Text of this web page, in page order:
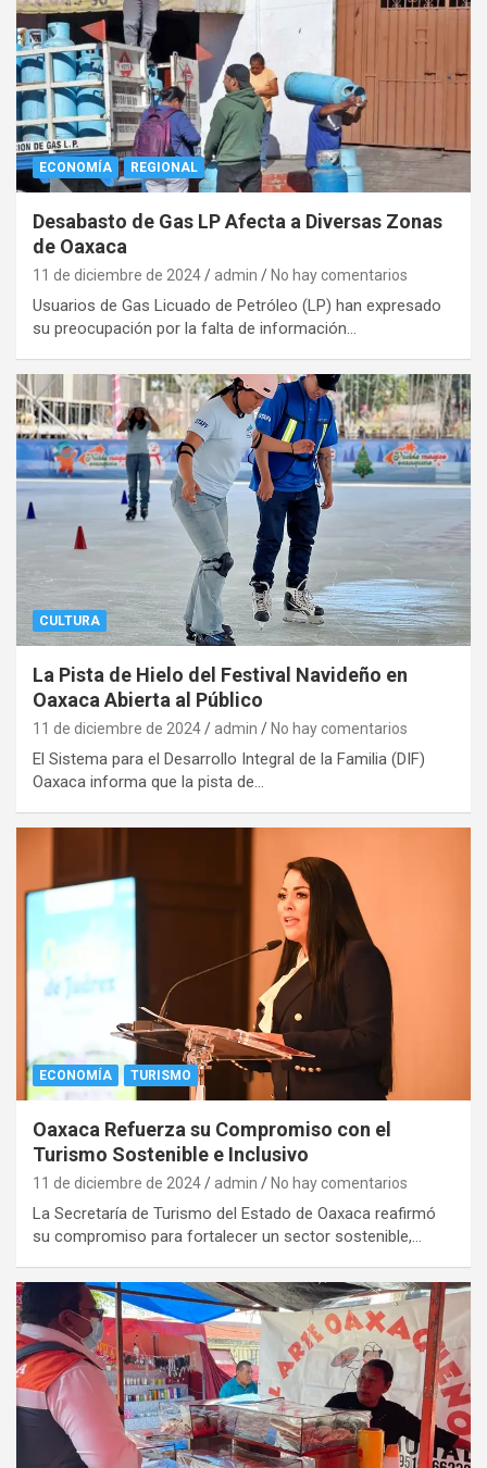
ECONOMÍA REGIONAL
Desabasto de Gas LP Afecta a Diversas Zonas
de Oaxaca
11 de diciembre de 2024 admin No hay comentarios
Usuarios de Gas Licuado de Petróleo (LP) han expresado
su preocupación por la falta de información…
CULTURA
La Pista de Hielo del Festival Navideño en
Oaxaca Abierta al Público
11 de diciembre de 2024 admin No hay comentarios
El Sistema para el Desarrollo Integral de la Familia (DIF)
Oaxaca informa que la pista de…
ECONOMÍA TURISMO
Oaxaca Refuerza su Compromiso con el
Turismo Sostenible e Inclusivo
11 de diciembre de 2024 admin No hay comentarios
La Secretaría de Turismo del Estado de Oaxaca reafirmó
su compromiso para fortalecer un sector sostenible,…